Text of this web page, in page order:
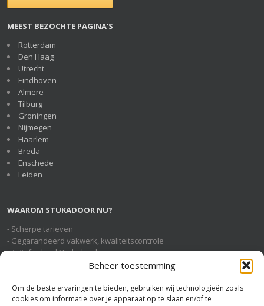
Beheer toestemming
Om de beste ervaringen te bieden, gebruiken wij technologieën zoals
cookies om informatie over je apparaat op te slaan en/of te
MEEST BEZOCHTE PAGINA’S
Rotterdam
Den Haag
Utrecht
Eindhoven
Almere
Tilburg
Groningen
Nijmegen
Haarlem
Breda
Enschede
Leiden
WAAROM STUKADOOR NU?
- Scherpe tarieven
- Gegarandeerd vakwerk, kwaliteitscontrole
- Actief in heel Nederland
- Geheel gratis en vrijblijvende service
STUKADOOR NU OP SOCIAL MEDIA